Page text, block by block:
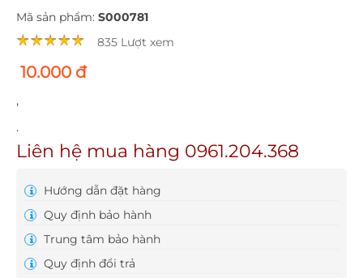
Mã sản phẩm: S000781
835 Lượt xem
10.000 đ
,
.
Liên hệ mua hàng 0961.204.368
Hướng dẫn đặt hàng
Quy định bảo hành
Trung tâm bảo hành
Quy định đổi trả